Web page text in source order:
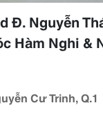
Đ. Nguyễn
Hàm Nghi
Cư Trinh, Q.1